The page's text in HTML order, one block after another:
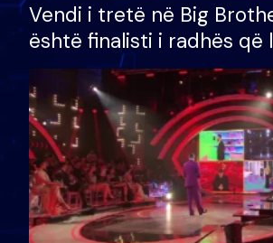
Vendi i tretë në Big
është finalisti i radhës që